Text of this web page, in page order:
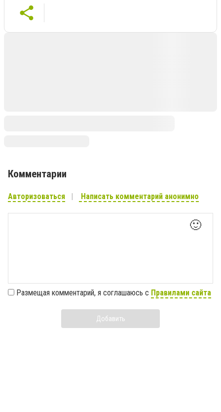
Комментарии
Авторизоваться Написать комментарий анонимно
🙂
Размещая комментарий, я соглашаюсь с Правилами сайта
Добавить